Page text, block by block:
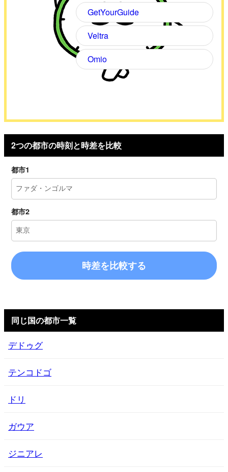
GetYourGuide
Veltra
Omio
2つの都市の時刻と時差を比較
都市1
都市2
時差を比較する
同じ国の都市一覧
デドゥグ
テンコドゴ
ドリ
ガウア
ジニアレ